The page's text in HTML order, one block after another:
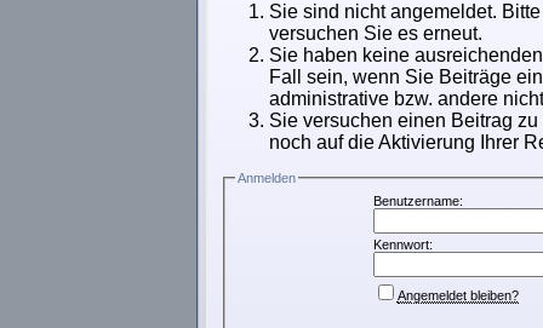
Sie sind nicht angemeldet.
versuchen Sie es erneut.
Sie haben keine
Fall sein, wenn Sie Beiträge
administrative bzw. andere
Sie versuchen einen Beitrag
noch auf die Aktivierung Ihrer
Anmelden
Benutzername:
Kennwort:
Angemeldet bleiben?